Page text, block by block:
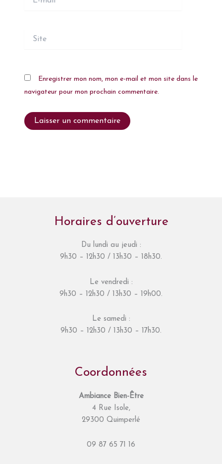
mail
Enregistrer mon nom, mon e-mail et mon site dans le
navigateur pour mon prochain commentaire.
Horaires d’ouverture
Du lundi au jeudi :
9h30 – 12h30 / 13h30 – 18h30.
Le vendredi :
9h30 – 12h30 / 13h30 – 19h00.
Le samedi :
9h30 – 12h30 / 13h30 – 17h30.
Coordonnées
Ambiance Bien-Être
4 Rue Isole,
29300 Quimperlé
09 87 65 71 16